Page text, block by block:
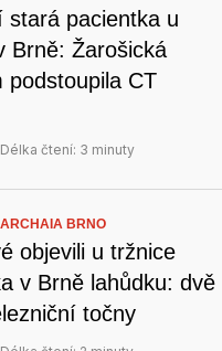
stará pacientka u
Brně: Žarošická
podstoupila CT
Délka čtení: 3 minuty
ARCHAIA BRNO
objevili u tržnice
v Brně lahůdku: dvě
točny